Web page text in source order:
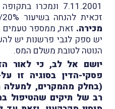
זכאית להנחה בשיעור 20%/10% -
מכירה. זאת, ממספר טעמים
יש ספק לגבי פרשנות יש
הנוטה לטובת משלם המס.
יושם אל לב, כי לאור
פסקי-הדין בסוגיה זו
רב של תיקים שהטיפול